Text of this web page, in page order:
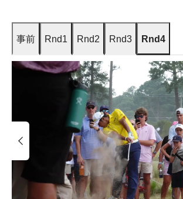
事前 Rnd1 Rnd2 Rnd3 Rnd4